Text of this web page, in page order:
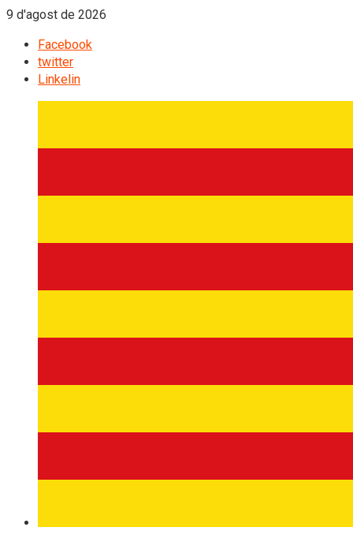
9 d'agost de 2026
Facebook
twitter
Linkelin